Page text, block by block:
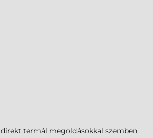
termál megoldásokkal szemben,